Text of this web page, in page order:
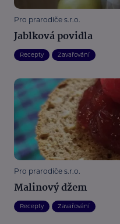
Pro prarodiče s.r.o.
Jablková povidla
Recepty Zavařování
Pro prarodiče s.r.o.
Malinový džem
Recepty Zavařování